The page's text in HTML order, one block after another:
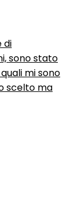
di
sono stato
mi sono
scelto ma